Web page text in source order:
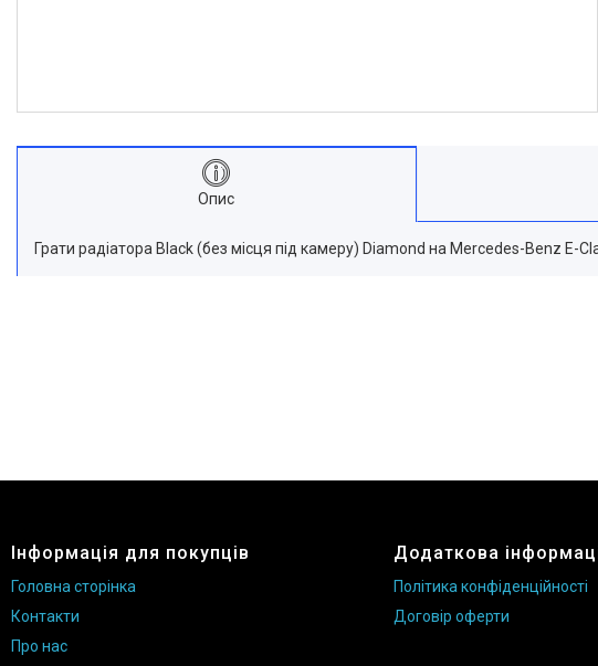
Опис
Грати радіатора Black (без місця під камеру) Diamond на Mercedes-Benz E-
Інформація для покупців
Головна сторінка
Контакти
Про нас
Додаткова
Політика конфіденційності
Договір оферти